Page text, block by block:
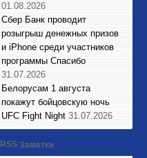
01.08.2026
Сбер Банк проводит
розыгрыш денежных призов
и iPhone среди участников
программы Спасибо
31.07.2026
Белорусам 1 августа
покажут бойцовскую ночь
UFC Fight Night 31.07.2026
Заметки